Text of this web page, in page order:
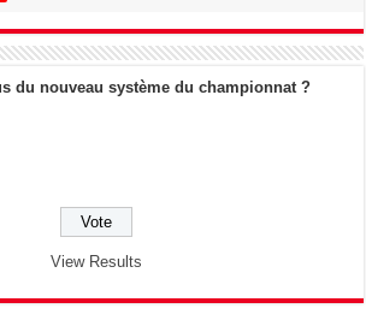
du nouveau système du championnat ?
View Results